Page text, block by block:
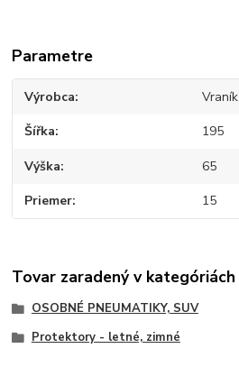
Parametre
Výrobca Vraník
Šířka 195
Výška 65
Priemer 15
Tovar zaradený v kategóriách
OSOBNÉ PNEUMATIKY, SUV
Protektory - letné, zimné